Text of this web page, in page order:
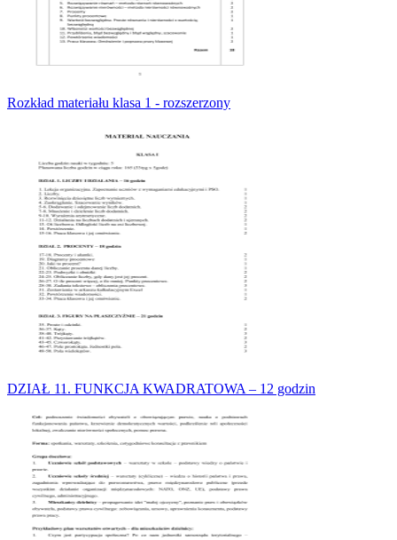
Rozkład materiału klasa 1 - rozszerzony
DZIAŁ 11. FUNKCJA KWADRATOWA – 12 godzin